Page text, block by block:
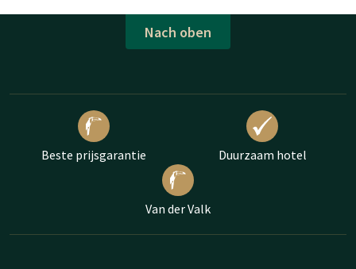
Nach oben
Beste prijsgarantie Duurzaam hotel
Van der Valk